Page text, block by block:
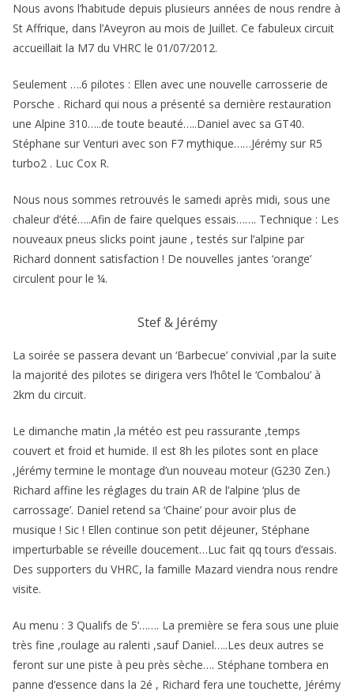
Nous avons l’habitude depuis plusieurs années de nous rendre à
St Affrique, dans l’Aveyron au mois de Juillet. Ce fabuleux circuit
accueillait la M7 du VHRC le 01/07/2012.
Seulement ….6 pilotes : Ellen avec une nouvelle carrosserie de
Porsche . Richard qui nous a présenté sa dernière restauration
une Alpine 310…..de toute beauté…..Daniel avec sa GT40.
Stéphane sur Venturi avec son F7 mythique……Jérémy sur R5
turbo2 . Luc Cox R.
Nous nous sommes retrouvés le samedi après midi, sous une
chaleur d’été…..Afin de faire quelques essais……. Technique : Les
nouveaux pneus slicks point jaune , testés sur l’alpine par
Richard donnent satisfaction ! De nouvelles jantes ‘orange’
circulent pour le ¼.
Stef & Jérémy
La soirée se passera devant un ‘Barbecue’ convivial ,par la suite
la majorité des pilotes se dirigera vers l’hôtel le ‘Combalou’ à
2km du circuit.
Le dimanche matin ,la météo est peu rassurante ,temps
couvert et froid et humide. Il est 8h les pilotes sont en place
,Jérémy termine le montage d’un nouveau moteur (G230 Zen.)
Richard affine les réglages du train AR de l’alpine ‘plus de
carrossage’. Daniel retend sa ‘Chaine’ pour avoir plus de
musique ! Sic ! Ellen continue son petit déjeuner, Stéphane
imperturbable se réveille doucement…Luc fait qq tours d’essais.
Des supporters du VHRC, la famille Mazard viendra nous rendre
visite.
Au menu : 3 Qualifs de 5’……. La première se fera sous une pluie
très fine ,roulage au ralenti ,sauf Daniel…..Les deux autres se
feront sur une piste à peu près sèche…. Stéphane tombera en
panne d’essence dans la 2é , Richard fera une touchette, Jérémy